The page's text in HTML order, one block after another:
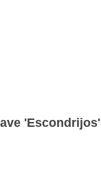
'Escondrijos'